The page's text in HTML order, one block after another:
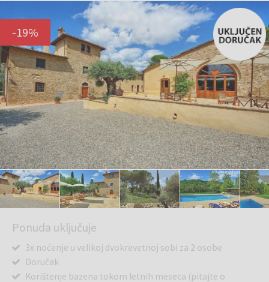
-19%
Ponuda uključuje
3x noćenje u velikoj dvokrevetnoj sobi za 2 osobe
Doručak
Korištenje bazena tokom letnih meseca (pitajte o